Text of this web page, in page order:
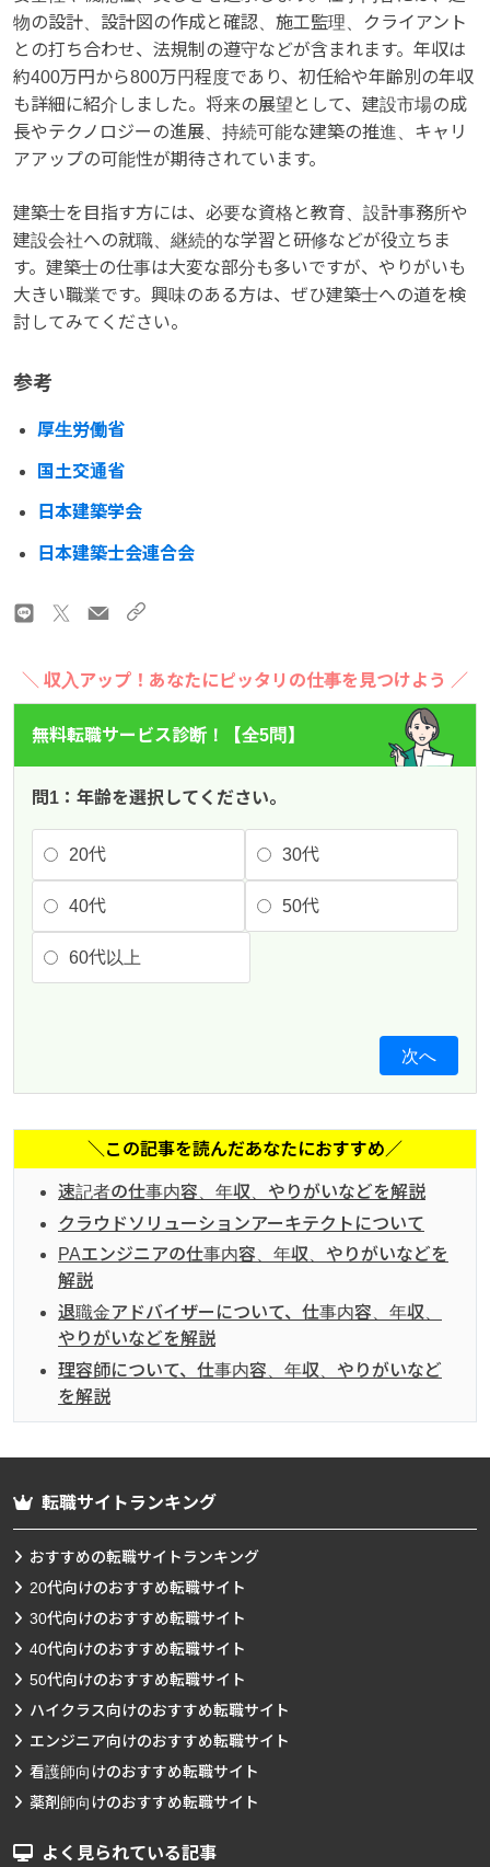
物の設計、設計図の作成と確認、施工監理、クライアント
との打ち合わせ、法規制の遵守などが含まれます。年収は
約400万円から800万円程度であり、初任給や年齢別の年収
も詳細に紹介しました。将来の展望として、建設市場の成
長やテクノロジーの進展、持続可能な建築の推進、キャリ
アアップの可能性が期待されています。
建築士を目指す方には、必要な資格と教育、設計事務所や
建設会社への就職、継続的な学習と研修などが役立ちま
す。建築士の仕事は大変な部分も多いですが、やりがいも
大きい職業です。興味のある方は、ぜひ建築士への道を検
討してみてください。
参考
厚生労働省
国土交通省
日本建築学会
日本建築士会連合会
＼ 収入アップ！あなたにピッタリの仕事を見つけよう ／
無料転職サービス診断！【全5問】
問1：年齢を選択してください。
20代 30代
40代 50代
60代以上
次へ
＼この記事を読んだあなたにおすすめ／
速記者の仕事内容、年収、やりがいなどを解説
クラウドソリューションアーキテクトについて
PAエンジニアの仕事内容、年収、やりがいなどを
解説
退職金アドバイザーについて、仕事内容、年収、
やりがいなどを解説
理容師について、仕事内容、年収、やりがいなど
を解説
転職サイトランキング
おすすめの転職サイトランキング
20代向けのおすすめ転職サイト
30代向けのおすすめ転職サイト
40代向けのおすすめ転職サイト
50代向けのおすすめ転職サイト
ハイクラス向けのおすすめ転職サイト
エンジニア向けのおすすめ転職サイト
看護師向けのおすすめ転職サイト
薬剤師向けのおすすめ転職サイト
よく見られている記事